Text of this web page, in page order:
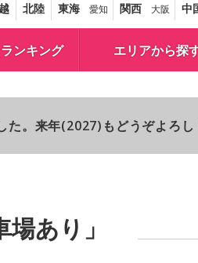
北陸 東海 愛知 関西 大阪 中
ンキング エリアから探
。来年(2027)もどうぞよろし
あり」